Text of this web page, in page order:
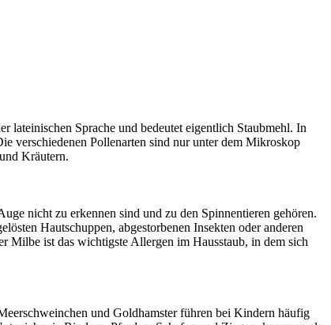
lateinischen Sprache und bedeutet eigentlich Staubmehl. In
verschiedenen Pollenarten sind nur unter dem Mikroskop
Kräutern.
nicht zu erkennen sind und zu den Spinnentieren gehören.
Hautschuppen, abgestorbenen Insekten oder anderen
Milbe ist das wichtigste Allergen im Hausstaub, in dem sich
und Goldhamster führen bei Kindern häufig